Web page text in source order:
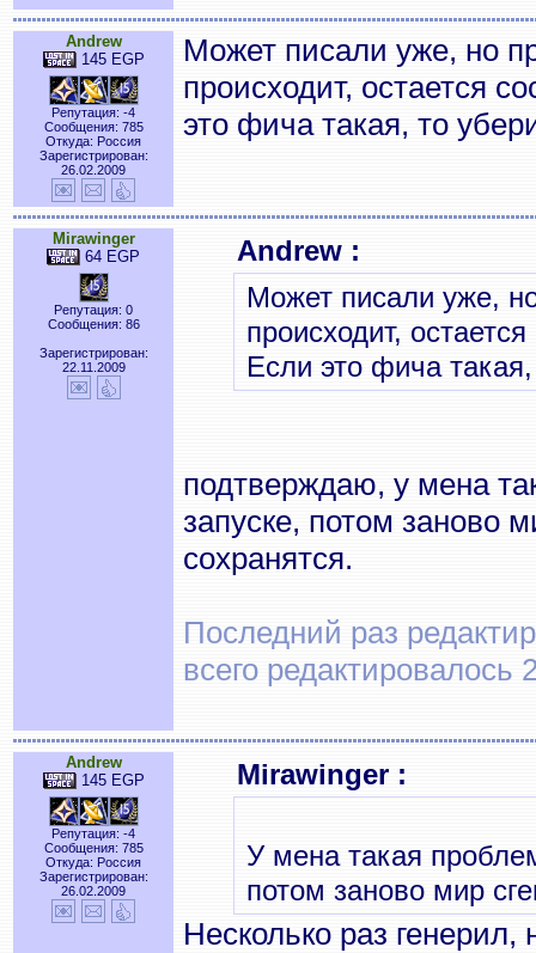
Andrew
145 EGP
Репутация: -4
Сообщения: 785
Откуда: Россия
Зарегистрирован:
26.02.2009
Может писали уже, но
происходит, остается
это фича такая, то
Mirawinger
64 EGP
Репутация: 0
Сообщения: 86
Зарегистрирован:
22.11.2009
Andrew :
Может писали уже,
происходит,
Если это фича
подтверждаю, у мена
запуске, потом заново
сохранятся.
Последний раз
всего редактировалось
Andrew
145 EGP
Репутация: -4
Сообщения: 785
Откуда: Россия
Зарегистрирован:
26.02.2009
Mirawinger :
У мена такая
потом заново мир
Несколько раз генерил,